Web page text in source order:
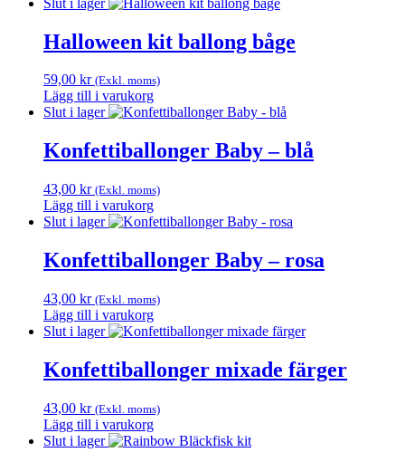
Halloween kit ballong båge
59,00 kr (Exkl. moms)
Lägg till i varukorg
Slut i lager
Konfettiballonger Baby – blå
43,00 kr (Exkl. moms)
Lägg till i varukorg
Slut i lager
Konfettiballonger Baby – rosa
43,00 kr (Exkl. moms)
Lägg till i varukorg
Slut i lager
Konfettiballonger mixade färger
43,00 kr (Exkl. moms)
Lägg till i varukorg
Slut i lager